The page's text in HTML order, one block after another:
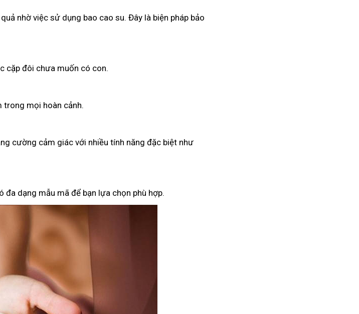
nhờ việc sử dụng bao cao su. Đây là biện pháp bảo
cặp đôi chưa muốn có con.
trong mọi hoàn cảnh.
cường cảm giác với nhiều tính năng đặc biệt như
dạng mẫu mã để bạn lựa chọn phù hợp.